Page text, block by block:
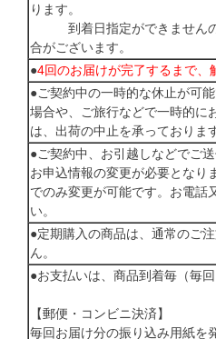
ります。
到着日指定ができませんの
合がございます。
●4回のお届けが完了するまで、
●ご契約中の一時的な休止が可
場合や、ご旅行などで一時的に
は、出荷の中止を承っておりま
●ご契約中、お引越しなどでご
お申込情報の変更が必要となり
でのみ変更が可能です。お電話
い。
●定期購入の商品は、通常のご
ん。
●お支払いは、商品到着毎（毎回
【郵便・コンビニ決済】
毎回お届け分の振り込み用紙を